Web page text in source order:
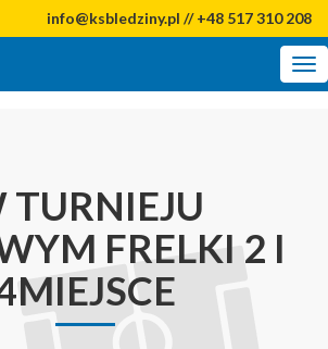
info@ksbledziny.pl // +48 517 310 208
TURNIEJU
FRELKI 2 I